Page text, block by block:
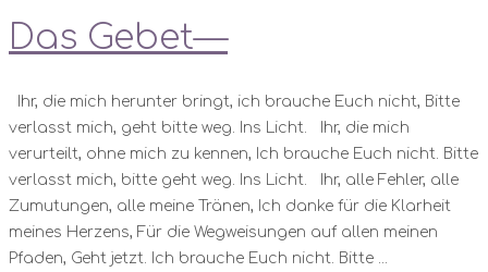
Das Gebet—
Ihr, die mich herunter bringt, ich brauche Euch nicht, Bitte
verlasst mich, geht bitte weg. Ins Licht. Ihr, die mich
verurteilt, ohne mich zu kennen, Ich brauche Euch nicht. Bitte
verlasst mich, bitte geht weg. Ins Licht. Ihr, alle Fehler, alle
Zumutungen, alle meine Tränen, Ich danke für die Klarheit
meines Herzens, Für die Wegweisungen auf allen meinen
Pfaden, Geht jetzt. Ich brauche Euch nicht. Bitte ...